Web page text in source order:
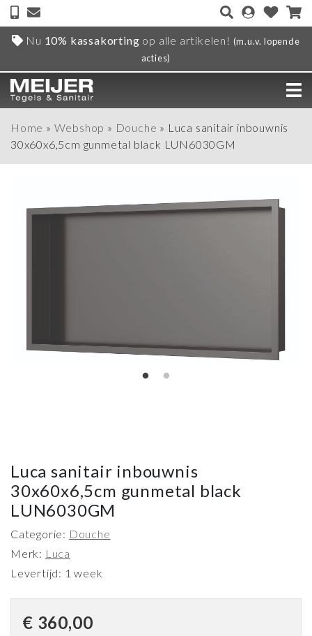
Nu 10% kassakorting op alle artikelen! (m.u.v. lopende
acties)
Home » Webshop » Douche » Luca sanitair inbouwnis
30x60x6,5cm gunmetal black LUN6030GM
Luca sanitair inbouwnis
30x60x6,5cm gunmetal black
LUN6030GM
Categorie: Douche
Merk: Luca
Levertijd: 1 week
€ 360,00